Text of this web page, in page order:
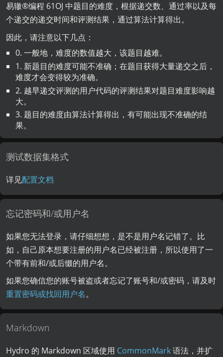
易辙®️编程 61OJ 中题目的难度，根据递交数、通过率以及每
个递交的递交时间和评测结果，通过算法计算得出。
因此，请注意以下几点：
0. 一般地，难度的数值越大，该题目越难。
1. 新题目的难度可能不准确；在题目获得大量递交之后，
难度才会变得较为准确。
2. 越早递交评测的用户代码的评测结果对题目难度影响越
大。
3. 题目的难度由算法计算得出，有可能出现不准确的结
果。
测试数据集格式
详见配置文档
忘记密码和/或用户名
如果您无法登录，请仔细想想，是不是用户名记错了。比
如，自己原本想要注册的用户名已经被注册，所以使用了一
个带有前和/或后缀的用户名。
如果您确信您的账号被盗或者忘记了账号和/或密码，请及时
重置密码或找回用户名。
Markdown
Hydro 的 Markdown 区域使用 CommonMark语法，并扩